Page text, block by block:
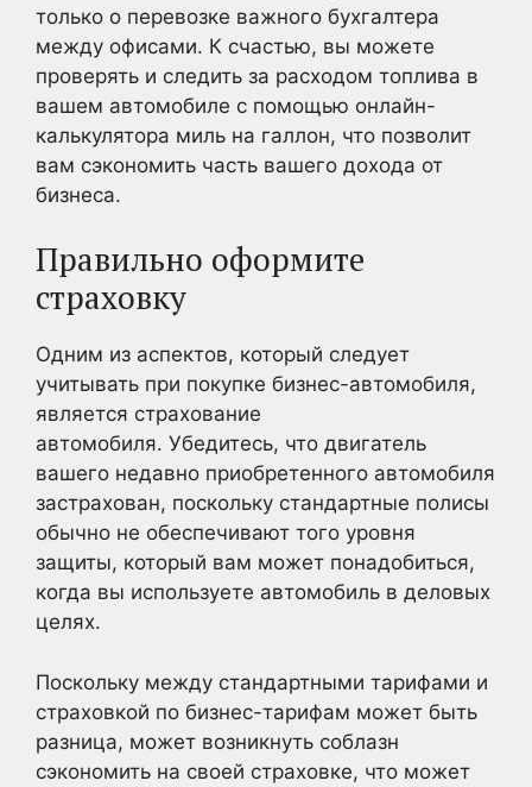
только о перевозке важного бухгалтера
между офисами. К счастью, вы можете
проверять и следить за расходом топлива в
вашем автомобиле с помощью онлайн-
калькулятора миль на галлон, что позволит
вам сэкономить часть вашего дохода от
бизнеса.
Правильно оформите
страховку
Одним из аспектов, который следует
учитывать при покупке бизнес-автомобиля,
является страхование
автомобиля. Убедитесь, что двигатель
вашего недавно приобретенного автомобиля
застрахован, поскольку стандартные полисы
обычно не обеспечивают того уровня
защиты, который вам может понадобиться,
когда вы используете автомобиль в деловых
целях.
Поскольку между стандартными тарифами и
страховкой по бизнес-тарифам может быть
разница, может возникнуть соблазн
сэкономить на своей страховке, что может